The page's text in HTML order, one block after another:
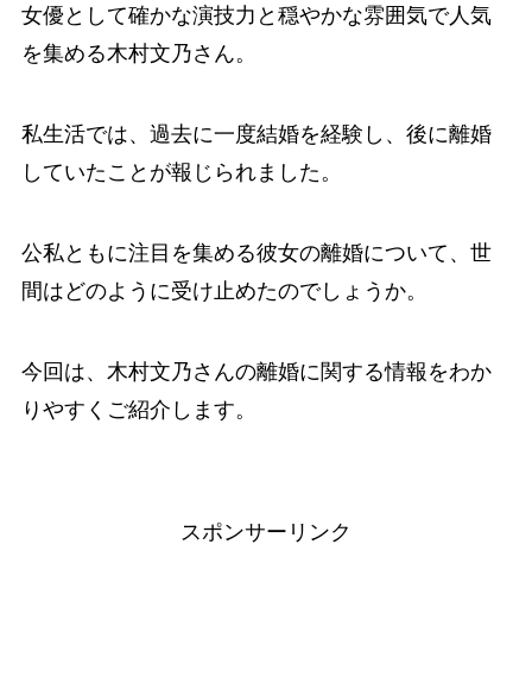
女優として確かな演技力と穏やかな雰囲気で人気
を集める木村文乃さん。
私生活では、過去に一度結婚を経験し、後に離婚
していたことが報じられました。
公私ともに注目を集める彼女の離婚について、世
間はどのように受け止めたのでしょうか。
今回は、木村文乃さんの離婚に関する情報をわか
りやすくご紹介します。
スポンサーリンク